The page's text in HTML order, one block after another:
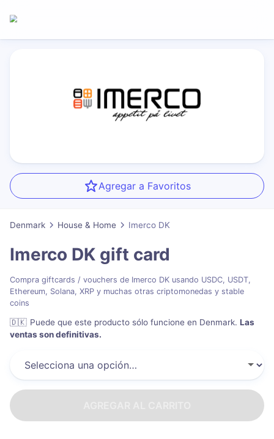
Agregar a Favoritos
Denmark House & Home Imerco DK
Imerco DK gift card
Compra giftcards / vouchers de Imerco DK usando USDC, USDT,
Ethereum, Solana, XRP y muchas otras criptomonedas y stable
coins
🇩🇰 Puede que este producto sólo funcione en Denmark. Las
ventas son definitivas.